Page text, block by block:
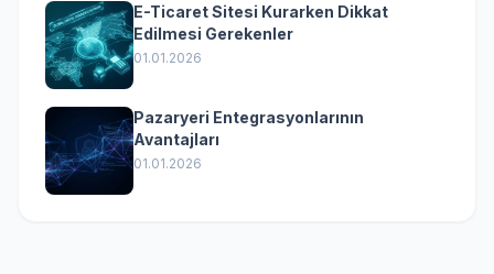
E-Ticaret Sitesi Kurarken Dikkat
Edilmesi Gerekenler
01.01.2026
Pazaryeri Entegrasyonlarının
Avantajları
01.01.2026